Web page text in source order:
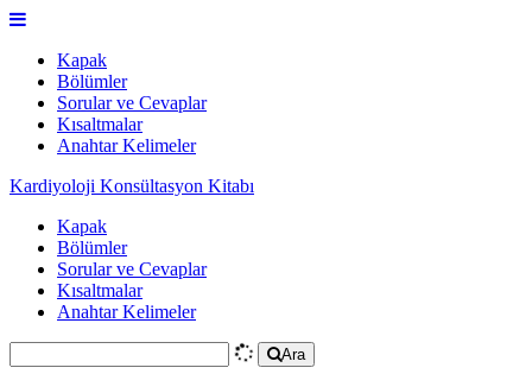
Kapak
Bölümler
Sorular ve Cevaplar
Kısaltmalar
Anahtar Kelimeler
Kardiyoloji Konsültasyon Kitabı
Kapak
Bölümler
Sorular ve Cevaplar
Kısaltmalar
Anahtar Kelimeler
Ara